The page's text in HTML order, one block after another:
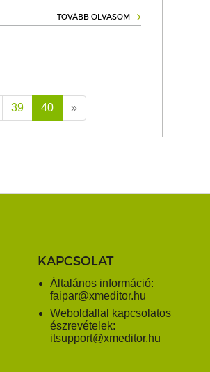
TOVÁBB OLVASOM
39 40 »
KAPCSOLAT
Általános információ:
faipar@xmeditor.hu
Weboldallal kapcsolatos
észrevételek:
itsupport@xmeditor.hu